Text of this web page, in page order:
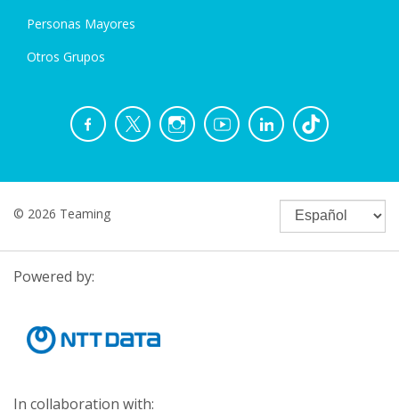
Personas Mayores
Otros Grupos
© 2026 Teaming
Powered by:
In collaboration with: